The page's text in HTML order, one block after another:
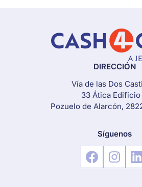
DIRECCIÓN
Vía de las Dos
33 Ática Edificio
Pozuelo de Alarcón,
Síguenos